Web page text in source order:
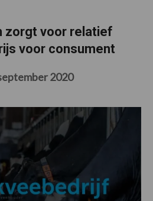
zorgt voor relatief
voor consument
2020